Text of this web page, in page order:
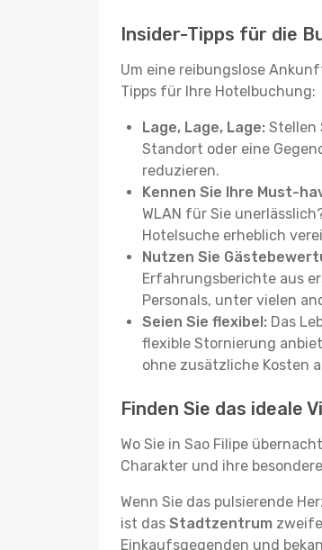
Insider-Tipps für die
Um eine reibungslose
Tipps für Ihre Hotelbuchung:
Lage, Lage, Lage: Stellen
Standort oder eine
reduzieren.
Kennen Sie Ihre Must-
WLAN für Sie
Hotelsuche erheblich
Nutzen Sie
Erfahrungsberichte aus
Personals, unter vielen
Seien Sie flexibel: Das
flexible Stornierung
ohne zusätzliche Kosten
Finden Sie das ideale
Wo Sie in Sao Filipe
Charakter und ihre
Wenn Sie das pulsierende
ist das Stadtzentrum
Einkaufsgegenden und